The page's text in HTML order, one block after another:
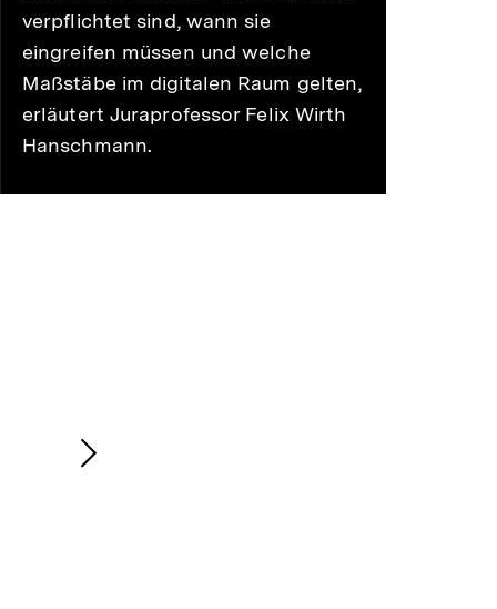
verpflichtet sind, wann sie
eingreifen müssen und welche
Maßstäbe im digitalen Raum gelten,
erläutert Juraprofessor Felix Wirth
Hanschmann.
Nächsten